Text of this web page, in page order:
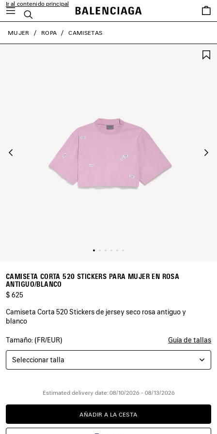
Ir al contenido principal
Buscar
close the banner
MUJER ROPA CAMISETAS
CAMISETA CORTA 520 STICKERS PARA MUJER EN ROSA
ANTIGUO/BLANCO
$ 625
Camiseta Corta 520 Stickers de jersey seco rosa antiguo y
blanco
COLORES
ROSA
ANTIGUO/BLANCO
Antiguo/Blanco
Tamaño: (FR/EUR) Guía de tallas
Seleccionar talla
Estimated delivery date: 08/10/2026 - 08/13/2026
AÑADIR
A
AÑADIR A LA CESTA
POR
FAVOR,